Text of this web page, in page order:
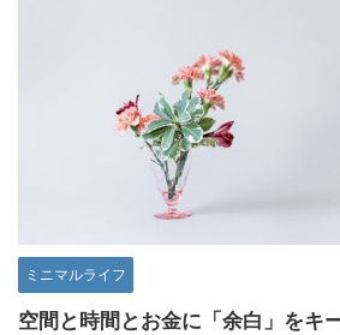
ミニマルライフ
空間と時間とお金に「余白」をキ